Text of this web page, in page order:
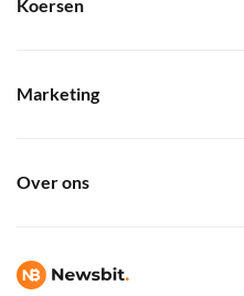
Koersen
Marketing
Over ons